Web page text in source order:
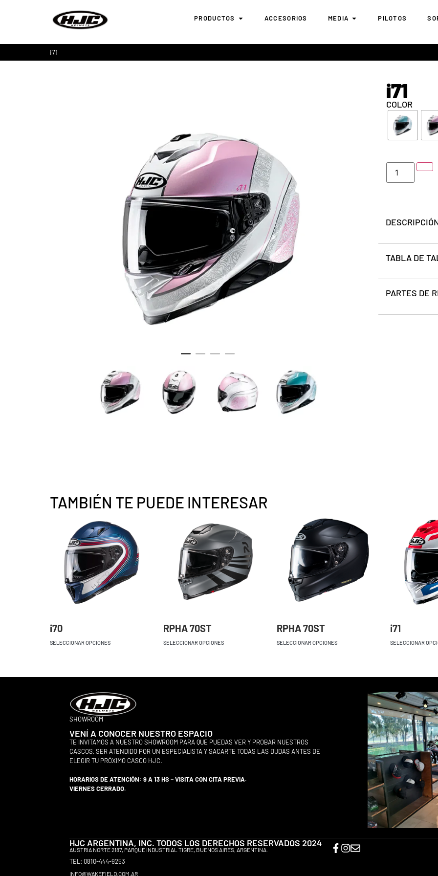
PRODUCTOS ACCESORIOS MEDIA PILOTOS
i71
i71
COLOR
TABLA DE
PARTES DE
TAMBIÉN TE PUEDE INTERESAR
i70
SELECCIONAR OPCIONES
RPHA 70ST
SELECCIONAR OPCIONES
RPHA 70ST
SELECCIONAR OPCIONES
i71
SELECCIONAR
SHOWROOM
VENÍ A CONOCER NUESTRO ESPACIO
TE INVITAMOS A NUESTRO SHOWROOM PARA QUE PUEDAS VER Y PROBAR NUESTROS
CASCOS, SER ATENDIDO POR UN ESPECIALISTA Y SACARTE TODAS LAS DUDAS ANTES DE
ELEGIR TU PRÓXIMO CASCO HJC.
HORARIOS DE ATENCIÓN: 9 A 13 HS – VISITA CON CITA PREVIA.
VIERNES CERRADO.
HJC ARGENTINA, INC. TODOS LOS DERECHOS RESERVADOS 2024
AUSTRIA NORTE 2187, PARQUE INDUSTRIAL TIGRE, BUENOS AIRES, ARGENTINA.
TEL: 0810-444-9253
INFO@WAKEFIELD.COM.AR